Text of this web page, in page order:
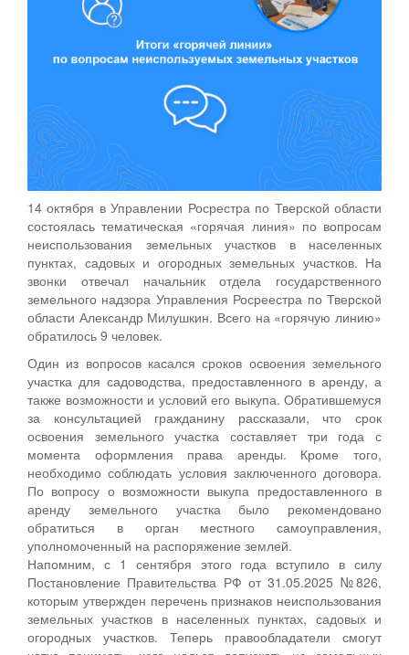
14 октября в Управлении Росрестра по Тверской области
состоялась тематическая «горячая линия» по вопросам
неиспользования земельных участков в населенных
пунктах, садовых и огородных земельных участков. На
звонки отвечал начальник отдела государственного
земельного надзора Управления Росреестра по Тверской
области Александр Милушкин. Всего на «горячую линию»
обратилось 9 человек.
Один из вопросов касался сроков освоения земельного
участка для садоводства, предоставленного в аренду, а
также возможности и условий его выкупа. Обратившемуся
за консультацией гражданину рассказали, что срок
освоения земельного участка составляет три года с
момента оформления права аренды. Кроме того,
необходимо соблюдать условия заключенного договора.
По вопросу о возможности выкупа предоставленного в
аренду земельного участка было рекомендовано
обратиться в орган местного самоуправления,
уполномоченный на распоряжение землей.
Напомним, с 1 сентября этого года вступило в силу
Постановление Правительства РФ от 31.05.2025 №826,
которым утвержден перечень признаков неиспользования
земельных участков в населенных пунктах, садовых и
огородных участков. Теперь правообладатели смогут